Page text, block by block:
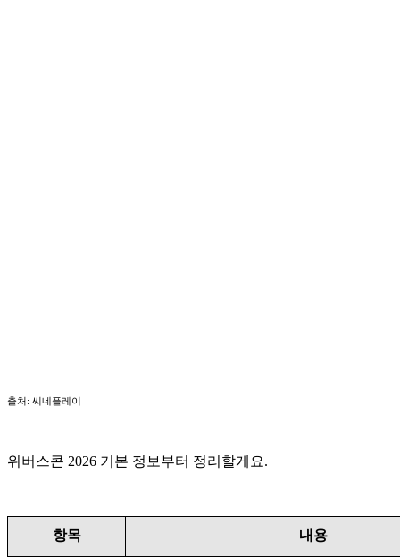
출처: 씨네플레이
위버스콘 2026 기본 정보부터 정리할게요.
항목 내용